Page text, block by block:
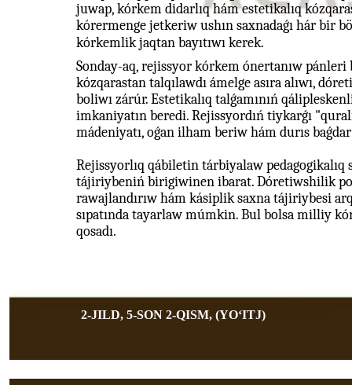
2-JILD, 5-SON 2-QISM, (YOʻITJ)
juwap, kórkem didarlıq hám estetikalıq
kórermenge jetkeriw ushın saxnadaǵı hár bir
kórkemlik jaqtan bayıtıwı kerek.
Sonday-aq, rejissyor kórkem ónertanıw pánleri
kózqarastan talqılawdı ámelge asıra alıwı,
boliwı zárúr. Estetikalıq talǵamınıń
imkaniyatın beredi. Rejissyordıń tiykarǵı
mádeniyatı, oǵan ilham beriw hám durıs
Rejissyorlıq qábiletin tárbiyalaw
tájiriybeniń birigiwinen ibarat. Dóretiwshilik
rawajlandırıw hám kásiplik saxna tájiriybesi
sıpatında tayarlaw múmkin. Bul bolsa milliy
qosadı.